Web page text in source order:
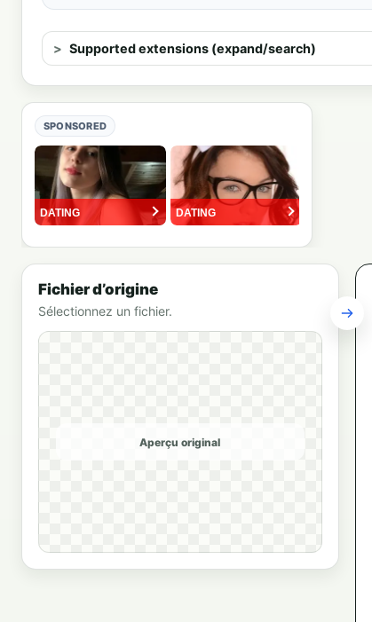
Supported extensions (expand/search)
SPONSORED
Fichier d’origine
Sélectionnez un fichier.
Aperçu original